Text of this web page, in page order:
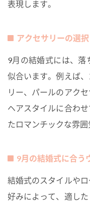
表現します。
アクセサリーの選択
9月の結婚式には、落
似合います。例えば
リー、パールのアク
ヘアスタイルに合わ
たロマンチックな雰囲
9月の結婚式に合う
結婚式のスタイルや
好みによって、適し